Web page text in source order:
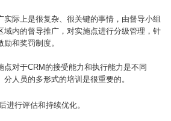
实际上是很复杂、很关键的事情，由督导小组
域内的督导推广，对实施点进行分级管理，针
和奖罚制度。
点对于CRM的接受能力和执行能力是不同
人员的多形式的培训是很重要的。
进行评估和持续优化。